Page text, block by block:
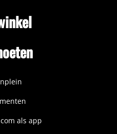
als app